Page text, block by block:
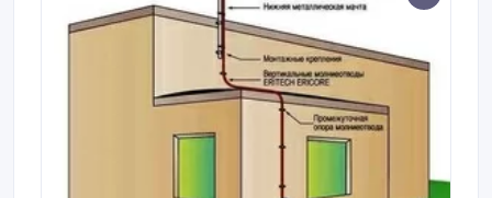
заземлителя с заземляющим проводником и
проведения контрольных измерений сопротивления
заземляющего устройства.